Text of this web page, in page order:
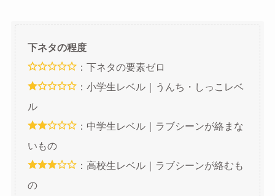
下ネタの程度
：下ネタの要素ゼロ
：小学生レベル｜うんち・しっこレベ
ル
：中学生レベル｜ラブシーンが絡まな
いもの
：高校生レベル｜ラブシーンが絡むも
の